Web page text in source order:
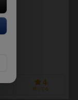
4
持ってる